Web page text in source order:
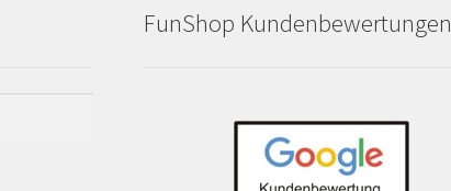
FunShop Kundenbewertungen